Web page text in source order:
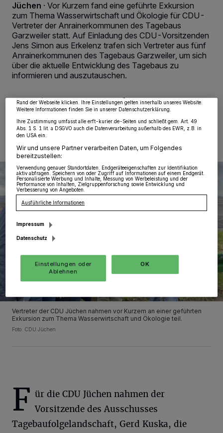
Jüchen · Vor Kurzem fand eine geführte Exkursion
zum Thema Wasserwirtschaft und Ökologie für CDU-
Vertreter der Anrainerkommunen des Tagebaus
Garzweiler statt. Auf Einladung des CDU-Vorsitzenden
Jens Simon aus Erkelenz trafen sich Vertreter aus fünf
Anrainerkommunen des Tagebaus Garzweiler, um sich
über die aktuelle Entwicklung des Tagebaus zu
informieren und auszutauschen.
Vertreter der CDU Jüchen nahmen vor Kurzem an einer geführten
Exkursion zum Thema Wasserwirtschaft und Ökologie teil.
Foto: CDU Jüchen
F ür die CDU Jüchen nahmen der
Vorsitzende des Ausschusses
Tagebaufolgelandschaft, Gerd Kuska, die
Wir und unsere 218-Partner speichern und greifen auf personenbezogene Daten
wie Browserdaten oder eindeutige Kennungen auf Ihrem Gerät zu. Durch Auswahl
von OK aktivieren Sie Tracking-Technologien für die unter „Wir und unsere
Partner verarbeiten Daten, um Ihnen Dienste bereitzustellen“ aufgeführten
Zwecke. Wenn Tracker deaktiviert sind, sind manche Inhalte und Anzeigen
Rand der Webseite klicken. Ihre Einstellungen gelten innerhalb unseres Website.
Weitere Informationen finden Sie in unserer Datenschutzerklärung.
Ihre Zustimmung umfasst alle erft-kurier.de-Seiten und schließt gem. Art. 49
Abs. 1 S. 1 lit. a DSGVO auch die Datenverarbeitung außerhalb des EWR, z.B. in
den USA ein.
Wir und unsere Partner verarbeiten Daten, um Folgendes
bereitzustellen:
Verwendung genauer Standortdaten. Endgeräteeigenschaften zur Identifikation
aktiv abfragen. Speichern von oder Zugriff auf Informationen auf einem Endgerät.
Personalisierte Werbung und Inhalte, Messung von Werbeleistung und der
Performance von Inhalten, Zielgruppenforschung sowie Entwicklung und
Verbesserung von Angeboten.
Ausführliche Informationen
Impressum
Datenschutz
Einstellungen oder
Ablehnen
OK